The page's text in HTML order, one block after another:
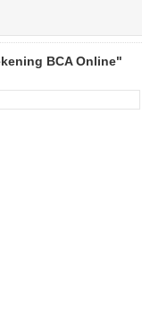
BCA Online"